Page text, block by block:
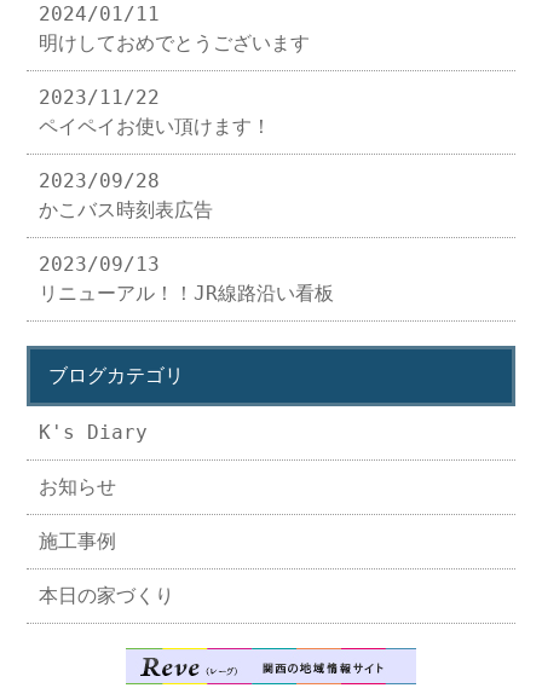
2024/01/11
明けしておめでとうございます
2023/11/22
ペイペイお使い頂けます！
2023/09/28
かこバス時刻表広告
2023/09/13
リニューアル！！JR線路沿い看板
ブログカテゴリ
K's Diary
お知らせ
施工事例
本日の家づくり